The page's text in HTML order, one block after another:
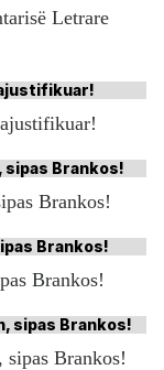
Letrare
Brankos!
Brankos!
Brankos!